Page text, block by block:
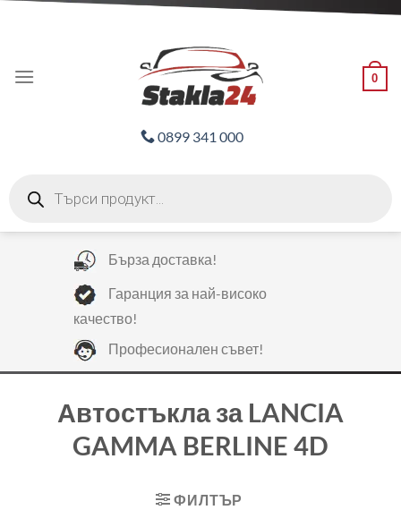
0
0899 341 000
search
Бърза доставка!
Гаранция за най-високо
качество!
Професионален съвет!
Автостъкла за LANCIA
GAMMA BERLINE 4D
ФИЛТЪР